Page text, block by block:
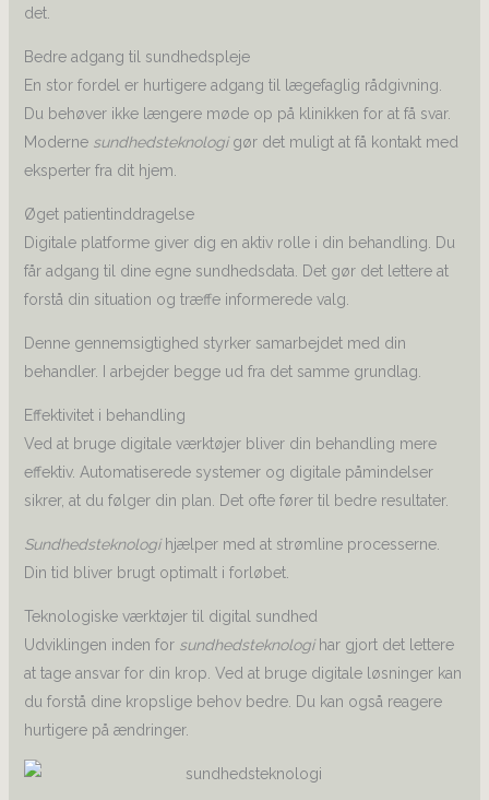
det.
Bedre adgang til sundhedspleje
En stor fordel er hurtigere adgang til lægefaglig rådgivning.
Du behøver ikke længere møde op på klinikken for at få svar.
Moderne sundhedsteknologigør det muligt at få kontakt med
eksperter fra dit hjem.
Øget patientinddragelse
Digitale platforme giver dig en aktiv rolle i din behandling. Du
får adgang til dine egne sundhedsdata. Det gør det lettere at
forstå din situation og træffe informerede valg.
Denne gennemsigtighed styrker samarbejdet med din
behandler. I arbejder begge ud fra det samme grundlag.
Effektivitet i behandling
Ved at bruge digitale værktøjer bliver din behandling mere
effektiv. Automatiserede systemer og digitale påmindelser
sikrer, at du følger din plan. Det ofte fører til bedre resultater.
Sundhedsteknologihjælper med at strømline processerne.
Din tid bliver brugt optimalt i forløbet.
Teknologiske værktøjer til digital sundhed
Udviklingen inden for sundhedsteknologihar gjort det lettere
at tage ansvar for din krop. Ved at bruge digitale løsninger kan
du forstå dine kropslige behov bedre. Du kan også reagere
hurtigere på ændringer.